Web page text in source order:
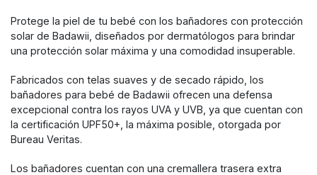
Protege la piel de tu bebé con los bañadores con protección
solar de Badawii, diseñados por dermatólogos para brindar
una protección solar máxima y una comodidad insuperable.
Fabricados con telas suaves y de secado rápido, los
bañadores para bebé de Badawii ofrecen una defensa
excepcional contra los rayos UVA y UVB, ya que cuentan con
la certificación UPF50+, la máxima posible, otorgada por
Bureau Veritas.
Los bañadores cuentan con una cremallera trasera extra